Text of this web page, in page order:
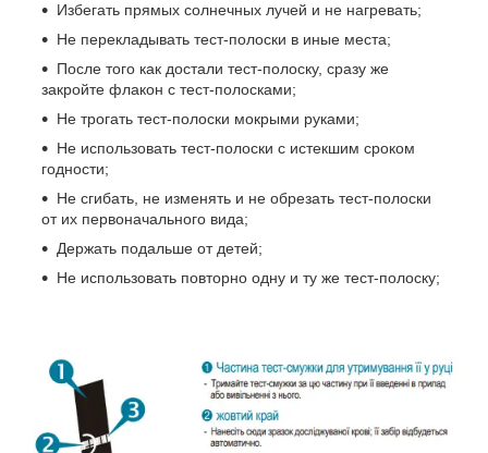
Избегать прямых солнечных лучей и не нагревать;
Не перекладывать тест-полоски в иные места;
После того как достали тест-полоску, сразу же
закройте флакон с тест-полосками;
Не трогать тест-полоски мокрыми руками;
Не использовать тест-полоски с истекшим сроком
годности;
Не сгибать, не изменять и не обрезать тест-полоски
от их первоначального вида;
Держать подальше от детей;
Не использовать повторно одну и ту же тест-полоску;